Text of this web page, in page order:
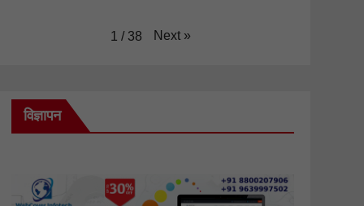
1 / 38 Next »
विज्ञापन